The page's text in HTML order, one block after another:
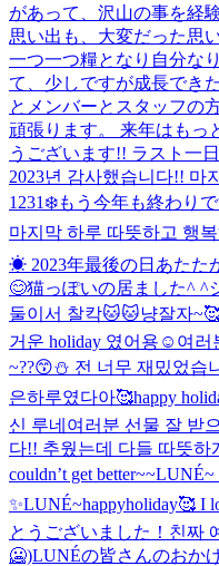
があって、沢山の事を経
思い出も、大変だった思
一つ一つ糧となり自分な
て、少しですが成長でき
とメンバーとスタッフの
頑張ります。 来年はもっ
うございます!! ラスト一
2023년 감사했습니다!! 마
1231❄️もう今年も終わり
마지막 하루 따뜻하고 행
☀ 2023年最後の日あたた
😊猫っぽいの居ました^ ^
둘이서 찰칵🐱🐱냥잘자
거운 holiday 였어용☺️ 여러
~??😙⛄️ 전 너무 재밌었습
은하루였다아🥰happy
신 루네여러분 선물 잘 받
다!! 추웠는데 다들 따뜻하
couldn’t get better~~LUNÉ~
✨LUNÉ~happyholiday🥰 I
とうございました！ 친짜
🥶)LUNÉの皆さんのおか